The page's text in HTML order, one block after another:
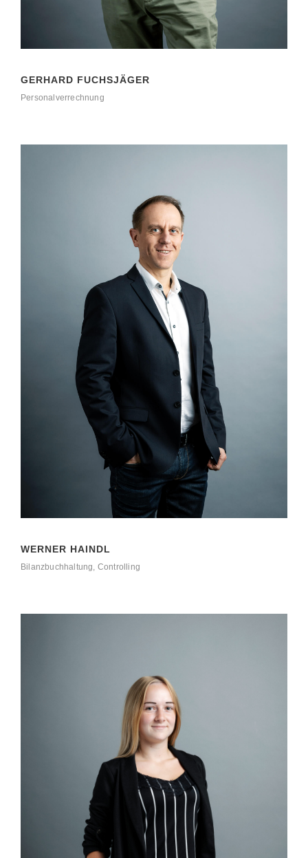
GERHARD FUCHSJÄGER
Personalverrechnung
WERNER HAINDL
Bilanzbuchhaltung, Controlling